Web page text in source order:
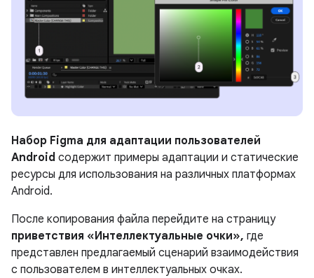
Набор Figma для адаптации пользователей
Android содержит примеры адаптации и статические
ресурсы для использования на различных платформах
Android.
После копирования файла перейдите на страницу
приветствия «Интеллектуальные очки», где
представлен предлагаемый сценарий взаимодействия
с пользователем в интеллектуальных очках.